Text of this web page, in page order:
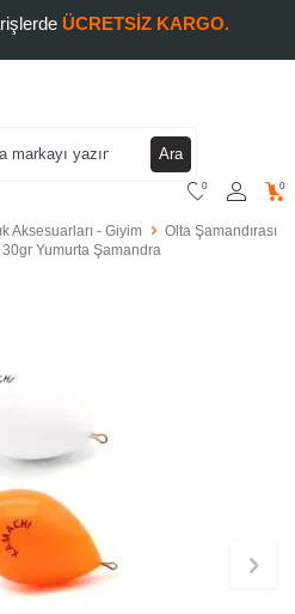
ÜCRETSİZ KARGO.
Ara
0 0
Aksesuarları - Giyim
Olta Şamandırası
Yumurta Şamandra